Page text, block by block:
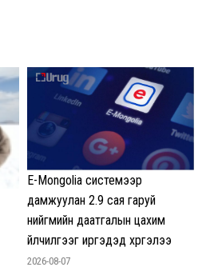
E-Mongolia системээр
дамжуулан 2.9 сая гаруй
нийгмийн даатгалын цахим
үйлчилгээг иргэдэд хүргэлээ
2026-08-07